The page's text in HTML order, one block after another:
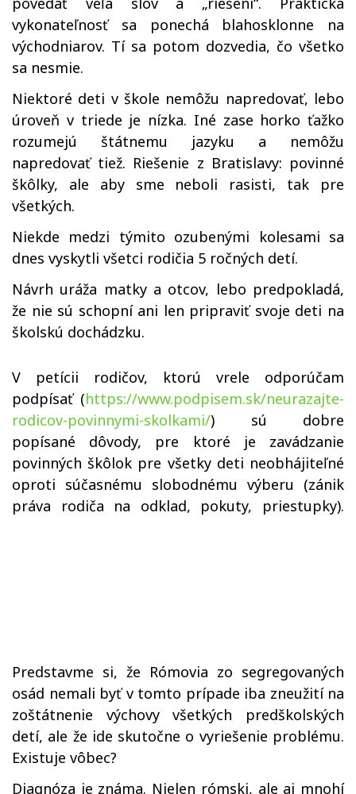
vykonateľnosť sa ponechá blahosklonne na
východniarov. Tí sa potom dozvedia, čo všetko
sa nesmie.
Niektoré deti v škole nemôžu napredovať, lebo
úroveň v triede je nízka. Iné zase horko ťažko
rozumejú štátnemu jazyku a nemôžu
napredovať tiež. Riešenie z Bratislavy: povinné
škôlky, ale aby sme neboli rasisti, tak pre
všetkých.
Niekde medzi týmito ozubenými kolesami sa
dnes vyskytli všetci rodičia 5 ročných detí.
Návrh uráža matky a otcov, lebo predpokladá,
že nie sú schopní ani len pripraviť svoje deti na
školskú dochádzku.
V petícii rodičov, ktorú vrele odporúčam
podpísať (https://www.podpisem.sk/neurazajte-
rodicov-povinnymi-skolkami/) sú dobre
popísané dôvody, pre ktoré je zavádzanie
povinných škôlok pre všetky deti neobhájiteľné
oproti súčasnému slobodnému výberu (zánik
práva rodiča na odklad, pokuty, priestupky).
Predstavme si, že Rómovia zo segregovaných
osád nemali byť v tomto prípade iba zneužití na
zoštátnenie výchovy všetkých predškolských
detí, ale že ide skutočne o vyriešenie problému.
Existuje vôbec?
Diagnóza je známa. Nielen rómski, ale aj mnohí